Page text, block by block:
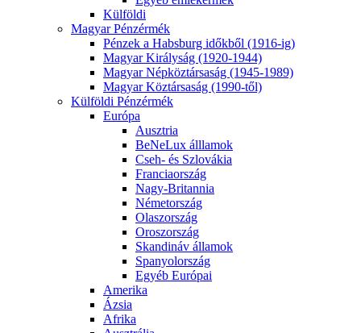
Külföldi
Magyar Pénzérmék
Pénzek a Habsburg időkből (1916-ig)
Magyar Királyság (1920-1944)
Magyar Népköztársaság (1945-1989)
Magyar Köztársaság (1990-től)
Külföldi Pénzérmék
Európa
Ausztria
BeNeLux álllamok
Cseh- és Szlovákia
Franciaország
Nagy-Britannia
Németország
Olaszország
Oroszország
Skandináv államok
Spanyolország
Egyéb Európai
Amerika
Ázsia
Afrika